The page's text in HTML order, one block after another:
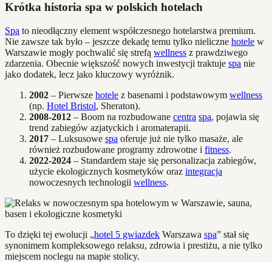
Krótka historia spa w polskich hotelach
Spa to nieodłączny element współczesnego hotelarstwa premium.
Nie zawsze tak było – jeszcze dekadę temu tylko nieliczne hotele w
Warszawie mogły pochwalić się strefą wellness z prawdziwego
zdarzenia. Obecnie większość nowych inwestycji traktuje spa nie
jako dodatek, lecz jako kluczowy wyróżnik.
2002 – Pierwsze hotele z basenami i podstawowym wellness
(np. Hotel Bristol, Sheraton).
2008-2012 – Boom na rozbudowane centra spa, pojawia się
trend zabiegów azjatyckich i aromaterapii.
2017 – Luksusowe spa oferuje już nie tylko masaże, ale
również rozbudowane programy zdrowotne i fitness.
2022-2024 – Standardem staje się personalizacja zabiegów,
użycie ekologicznych kosmetyków oraz integracja
nowoczesnych technologii wellness.
To dzięki tej ewolucji „hotel 5 gwiazdek Warszawa spa” stał się
synonimem kompleksowego relaksu, zdrowia i prestiżu, a nie tylko
miejscem noclegu na mapie stolicy.